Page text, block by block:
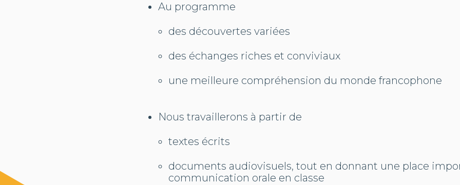
Au programme
des découvertes variées
des échanges riches et conviviaux
une meilleure compréhension du monde francophone
Nous travaillerons à partir de
textes écrits
documents audiovisuels, tout en donnant une place
communication orale en classe